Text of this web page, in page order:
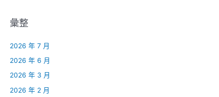
彙整
2026 年 7 月
2026 年 6 月
2026 年 3 月
2026 年 2 月